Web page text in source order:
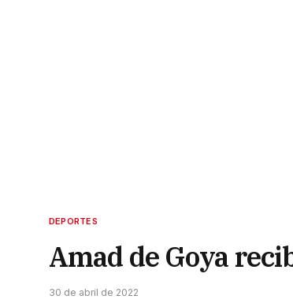
DEPORTES
Amad de Goya
30 de abril de 2022